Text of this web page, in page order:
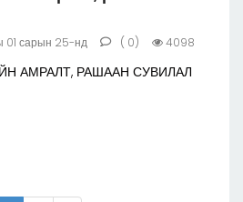
01 сарын 25-нд ( 0) 4098
АМРАЛТ, РАШААН СУВИЛАЛ